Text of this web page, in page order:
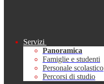
Servizi
Panoramica
Famiglie e studenti
Personale scolastico
Percorsi di studio